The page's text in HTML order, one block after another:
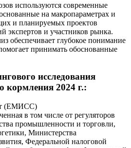
используются современные
на макропараметрах и
и планируемых проектов
экспертов и участников рынка.
обеспечивает глубокое понимание
принимать обоснованные
исследования
кормления 2024 г.:
(ЕМИСС)
в том числе от регуляторов
промышленности и торговли,
Министерства
Федеральной налоговой